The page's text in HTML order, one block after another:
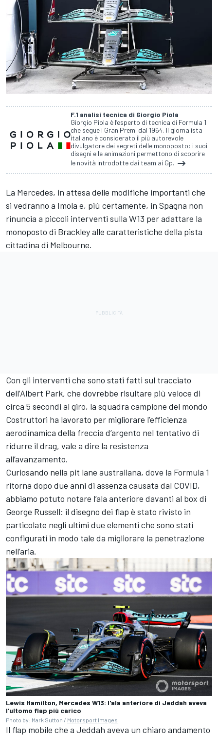
F.1 analisi tecnica di Giorgio Piola
Giorgio Piola è l’esperto di tecnica di Formula 1
che segue i Gran Premi dal 1964. Il giornalista
italiano è considerato il più autorevole
divulgatore dei segreti delle monoposto: i suoi
disegni e le animazioni permettono di scoprire
le novità introdotte dai team ai Gp.
La Mercedes, in attesa delle modifiche importanti che
si vedranno a Imola e, più certamente, in Spagna non
rinuncia a piccoli interventi sulla W13 per adattare la
monoposto di Brackley alle caratteristiche della pista
cittadina di Melbourne.
Con gli interventi che sono stati fatti sul tracciato
dell’Albert Park, che dovrebbe risultare più veloce di
circa 5 secondi al giro, la squadra campione del mondo
Costruttori ha lavorato per migliorare l’efficienza
aerodinamica della freccia d’argento nel tentativo di
ridurre il drag, vale a dire la resistenza
all’avanzamento.
Curiosando nella pit lane australiana, dove la Formula 1
ritorna dopo due anni di assenza causata dal COVID,
abbiamo potuto notare l’ala anteriore davanti al box di
George Russell: il disegno dei flap è stato rivisto in
particolate negli ultimi due elementi che sono stati
configurati in modo tale da migliorare la penetrazione
nell’aria.
Lewis Hamilton, Mercedes W13: l'ala anteriore di Jeddah aveva
l'ultomo flap più carico
Photo by: Mark Sutton / Motorsport Images
Il flap mobile che a Jeddah aveva un chiaro andamento